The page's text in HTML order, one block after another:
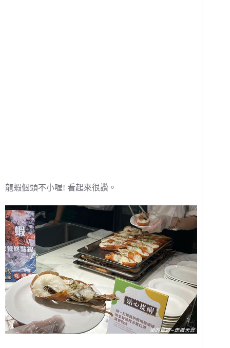
龍蝦個頭不小喔! 看起來很讚。